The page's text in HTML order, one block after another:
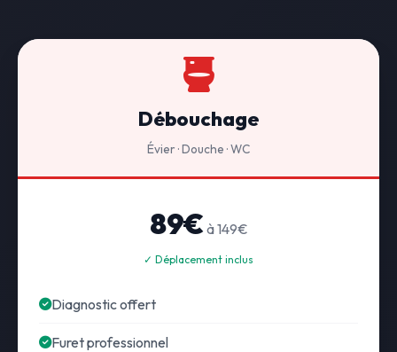
Débouchage
Évier · Douche · WC
89€ à 149€
✓ Déplacement inclus
Diagnostic offert
Furet professionnel